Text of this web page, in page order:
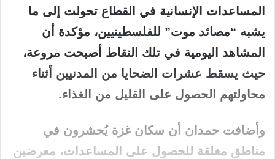
المساعدات الإنسانية في القطاع تحولت إلى ما
يشبه “مصائد موت” للفلسطينيين، مؤكدة أن
المشاهد اليومية في تلك النقاط أصبحت مروعة،
حيث يسقط عشرات الضحايا من المدنيين أثناء
محاولتهم الحصول على القليل من الغذاء.
وأضافت حمدان أن سكان غزة يُحشرون في
مناطق مغلقة للحصول على المساعدات، معرضين